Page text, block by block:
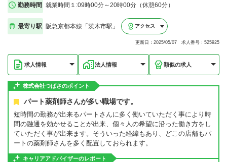
勤務時間 就業時間１:09時00分～20時00分（休憩60分）
最寄り駅 阪急京都本線「茨木市駅」 アクセス
更新日：2025/05/07 求人番号：525925
求人情報 法人情報 類似の求人
株式会社つばさのポイント
パート薬剤師さんが多い職場です。
短時間の勤務が出来るパートさんに多く働いていただく事により時
間の融通を効かせることが出来、個々人の希望に沿った働き方をし
ていただく事が出来ます。そういった経緯もあり、どこの店舗もパ
ートの薬剤師さんを多く配置しておられます。
キャリアアドバイザーのレポート